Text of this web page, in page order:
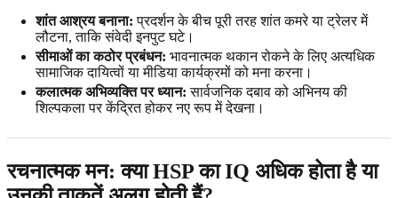
शांत आश्रय बनाना: प्रदर्शन के बीच पूरी तरह शांत कमरे या ट्रेलर में
लौटना, ताकि संवेदी इनपुट घटे।
सीमाओं का कठोर प्रबंधन: भावनात्मक थकान रोकने के लिए अत्यधिक
सामाजिक दायित्वों या मीडिया कार्यक्रमों को मना करना।
कलात्मक अभिव्यक्ति पर ध्यान: सार्वजनिक दबाव को अभिनय की
शिल्पकला पर केंद्रित होकर नए रूप में देखना।
रचनात्मक मन: क्या HSP का IQ अधिक होता है या